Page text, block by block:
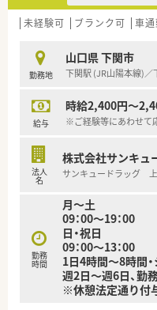
ます。
■40代前半までの方を
います。
【法人特徴について】
ドミナント戦略によっ
ます。
プローチで、半径
ています。
■全店舗で電子薬歴や
ます。
未経験可 ブランク可 車
勤務地
山口県 下関市
下関駅 (JR山陽本線)／
給与
時給2,400円～
※ご経験等にあわせて
法人
名
株式会社サンキュ
サンキュードラッグ
勤務
時間
月～土
09：00～19：00
日・祝日
09：00～13：00
1日4時間～8時間
週2日～週6日、勤
※休憩法定通り付